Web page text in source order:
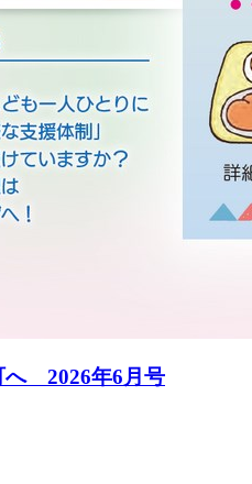
へ 2026年6月号